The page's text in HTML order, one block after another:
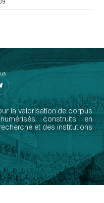
la valorisation de corpus
construits en
et des institutions